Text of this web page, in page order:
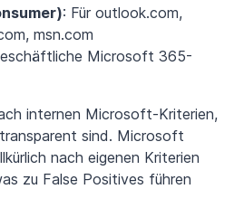
: Für outlook.com,
msn.com
Microsoft 365-
internen Microsoft-Kriterien,
sind. Microsoft
nach eigenen Kriterien
zu False Positives führen